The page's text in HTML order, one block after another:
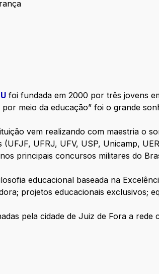
foi fundada em 2000 por três jovens
meio da educação” foi o grande
vem realizando com maestria o
(UFJF, UFRJ, UFV, USP, Unicamp,
principais concursos militares do
educacional baseada na
projetos educacionais exclusivos;
pela cidade de Juiz de Fora a rede